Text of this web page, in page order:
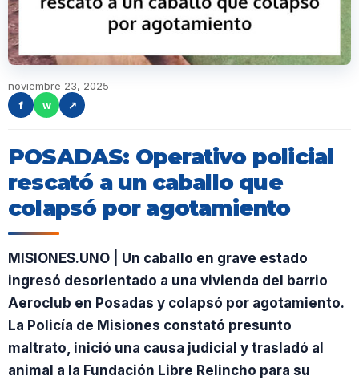
noviembre 23, 2025
f
w ↗
POSADAS: Operativo policial
rescató a un caballo que
colapsó por agotamiento
MISIONES.UNO | Un caballo en grave estado
ingresó desorientado a una vivienda del barrio
Aeroclub en Posadas y colapsó por agotamiento.
La Policía de Misiones constató presunto
maltrato, inició una causa judicial y trasladó al
animal a la Fundación Libre Relincho para su